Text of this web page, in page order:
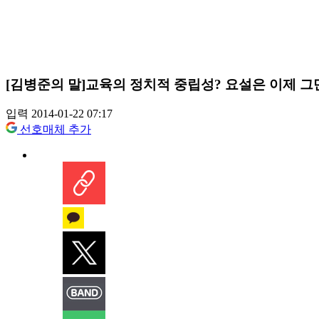
[김병준의 말]교육의 정치적 중립성? 요설은 이제 그
입력 2014-01-22 07:17
선호매체 추가